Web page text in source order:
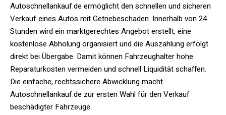
Autoschnellankauf.de ermöglicht den schnellen und sicheren
Verkauf eines Autos mit Getriebeschaden. Innerhalb von 24
Stunden wird ein marktgerechtes Angebot erstellt, eine
kostenlose Abholung organisiert und die Auszahlung erfolgt
direkt bei Übergabe. Damit können Fahrzeughalter hohe
Reparaturkosten vermeiden und schnell Liquidität schaffen.
Die einfache, rechtssichere Abwicklung macht
Autoschnellankauf.de zur ersten Wahl für den Verkauf
beschädigter Fahrzeuge.